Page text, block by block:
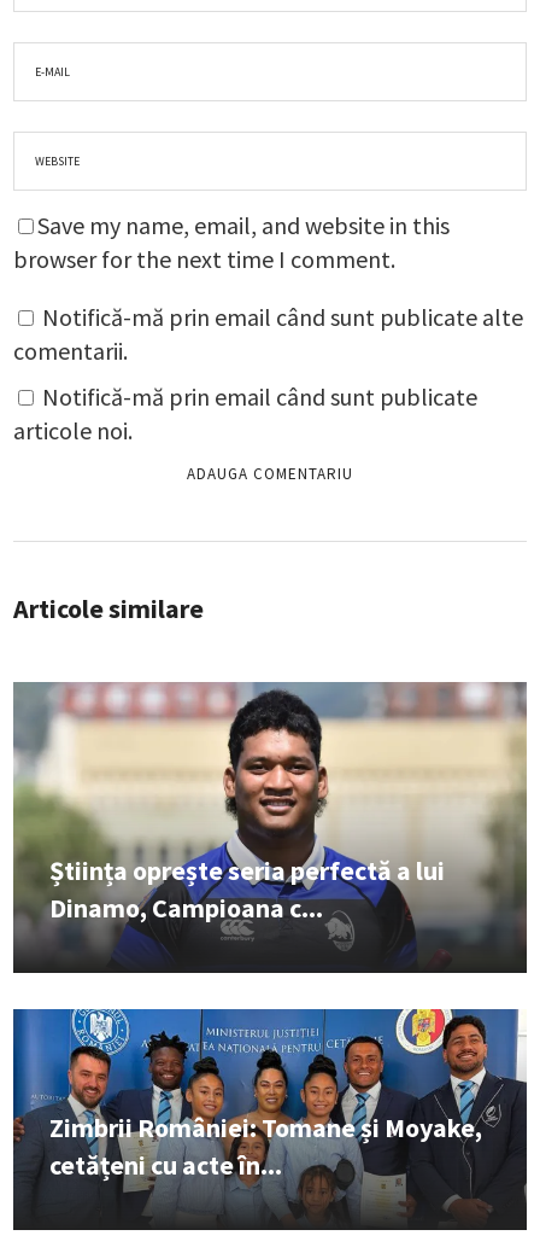
Save my name, email, and website in this
browser for the next time I comment.
Notifică-mă prin email când sunt publicate alte
comentarii.
Notifică-mă prin email când sunt publicate
articole noi.
Articole similare
Știința oprește seria perfectă a lui
Dinamo, Campioana c...
Zimbrii României: Tomane și Moyake,
cetățeni cu acte în...